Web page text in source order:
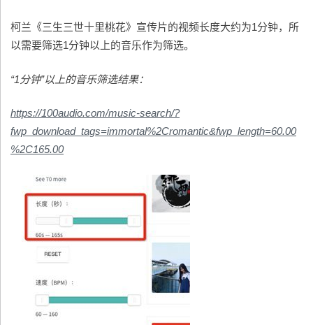
柯兰《三生三世十里桃花》宣传片的视频长度大约为1分钟，所
以需要筛选1分钟以上的音乐作为筛选。
“1分钟”以上的音乐筛选结果：
https://100audio.com/music-search/?
fwp_download_tags=immortal%2Cromantic&fwp_length=60.00
%2C165.00